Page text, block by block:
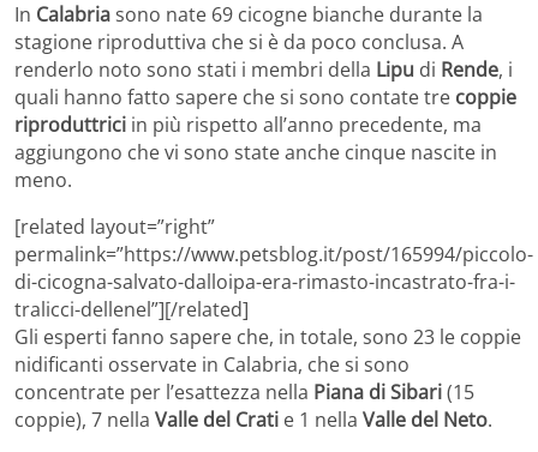
In Calabriasono nate 69 cicogne bianche durante la
stagione riproduttiva che si è da poco conclusa. A
renderlo noto sono stati i membri della Lipu di Rende, i
quali hanno fatto sapere che si sono contate tre coppie
riproduttrici in più rispetto all’anno precedente, ma
aggiungono che vi sono state anche cinque nascite in
meno.
[related layout=”right”
permalink=”https://www.petsblog.it/post/165994/piccolo-
di-cicogna-salvato-dalloipa-era-rimasto-incastrato-fra-i-
tralicci-dellenel”][/related]
Gli esperti fanno sapere che, in totale, sono 23 le coppie
nidificanti osservate in Calabria, che si sono
concentrate per l’esattezza nella Piana di Sibari(15
coppie), 7 nella Valle del Crati e 1 nella Valle del Neto.